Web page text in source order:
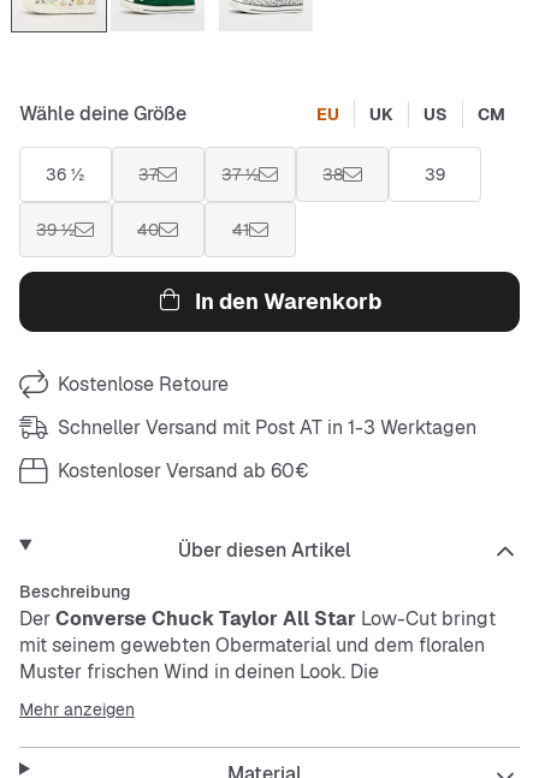
Wähle deine Größe EU UK US CM
36 ½ 37 37 ½ 38 39
39 ½ 40 41
In den Warenkorb
Kostenlose Retoure
Schneller Versand mit Post AT in 1-3 Werktagen
Kostenloser Versand ab 60€
Über diesen Artikel
Beschreibung
DerConverse Chuck Taylor All Star Low-Cut bringt
mit seinem gewebten Obermaterial und dem floralen
Muster frischen Wind in deinen Look. Die
strapazierfähige und pflegeleichte Verarbeitung sorgt
für langanhaltenden Style. Klassisch geschnürt, passt er
perfekt zu entspannten Outfits.
Mehr anzeigen